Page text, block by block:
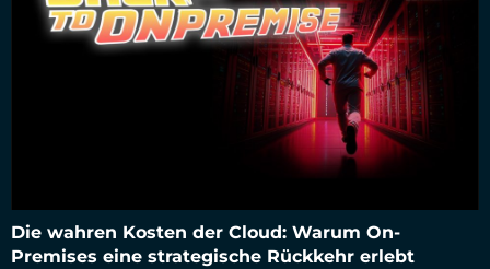
Die wahren Kosten der Cloud: Warum On-
Premises eine strategische Rückkehr erlebt
Die wahren Kosten der Cloud: Warum On-Premises eine
strategische Rückkehr erlebt